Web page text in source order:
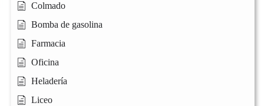
Colmado
Bomba de gasolina
Farmacia
Oficina
Heladería
Liceo